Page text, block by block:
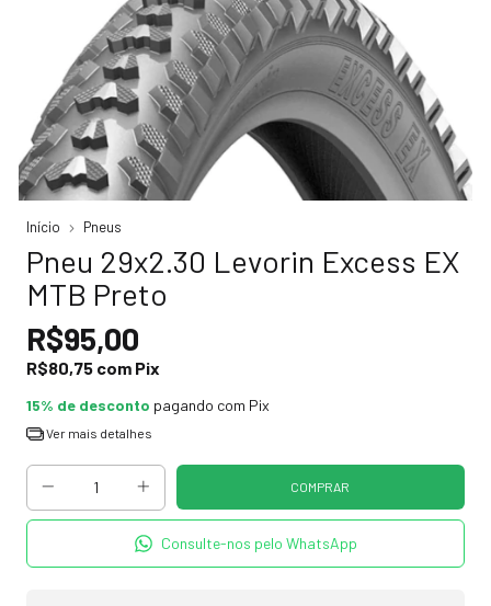
Início Pneus
Pneu 29x2.30 Levorin Excess EX
MTB Preto
R$95,00
R$80,75 com Pix
15% de desconto pagando com Pix
Ver mais detalhes
Consulte-nos pelo WhatsApp